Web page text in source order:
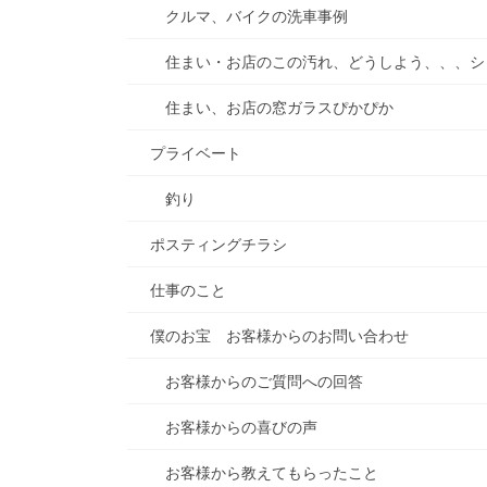
クルマ、バイクの洗車事例
住まい・お店のこの汚れ、どうしよう、、、
住まい、お店の窓ガラスぴかぴか
プライベート
釣り
ポスティングチラシ
仕事のこと
僕のお宝 お客様からのお問い合わせ
お客様からのご質問への回答
お客様からの喜びの声
お客様から教えてもらったこと